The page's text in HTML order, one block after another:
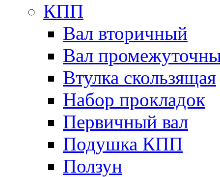
КПП
Вал вторичный
Вал
Втулка скользящая
Набор прокладок
Первичный вал
Подушка КПП
Ползун